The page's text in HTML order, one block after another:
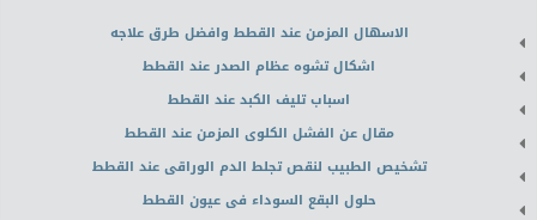
الاسهال المزمن عند القطط وافضل طرق علاجه
اشكال تشوه عظام الصدر عند القطط
اسباب تليف الكبد عند القطط
مقال عن الفشل الكلوى المزمن عند القطط
تشخيص الطبيب لنقص تجلط الدم الوراقى عند القطط
حلول البقع السوداء فى عيون القطط